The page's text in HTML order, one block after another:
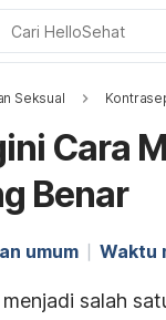
Seksual
Cara
Benar
umum Waktu
menjadi salah